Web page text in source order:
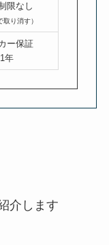
限なし
取り消す）
ー保証
1年
介します